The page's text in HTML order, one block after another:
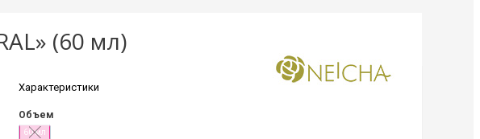
(60 мл)
Характеристики
Объем
60 мл